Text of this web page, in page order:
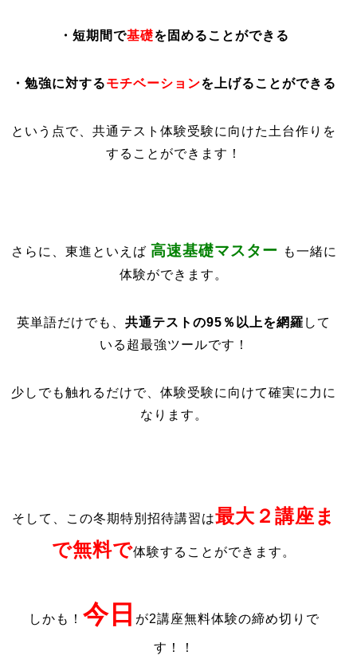
・短期間で基礎を固めることができる
・勉強に対するモチベーションを上げることができる
という点で、共通テスト体験受験に向けた土台作りを
することができます！
さらに、東進といえば 高速基礎マスター
も一緒に
体験ができます。
英単語だけでも、共通テストの95％以上を網羅 して
いる超最強ツールです！
少しでも触れるだけで、体験受験に向けて確実に力に
なります。
そして、この冬期特別招待講習は最大２講座ま
で無料で体験することができます。
しかも！ 今日 が2講座無料体験の締め切りで
す！！